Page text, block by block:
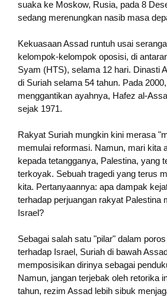
suaka ke Moskow, Rusia, pada 8
sedang merenungkan nasib masa
Kekuasaan Assad runtuh usai
kelompok-kelompok oposisi, di
Syam (HTS), selama 12 hari. Dinasti
di Suriah selama 54 tahun. Pada
menggantikan ayahnya, Hafez al-
sejak 1971.
Rakyat Suriah mungkin kini merasa
memulai reformasi. Namun, mari kita
kepada tetangganya, Palestina, yang
terkoyak. Sebuah tragedi yang terus
kita. Pertanyaannya: apa dampak
terhadap perjuangan rakyat Palestina
Israel?
Sebagai salah satu "pilar" dalam
terhadap Israel, Suriah di bawah
memposisikan dirinya sebagai
Namun, jangan terjebak oleh retorika
tahun, rezim Assad lebih sibuk